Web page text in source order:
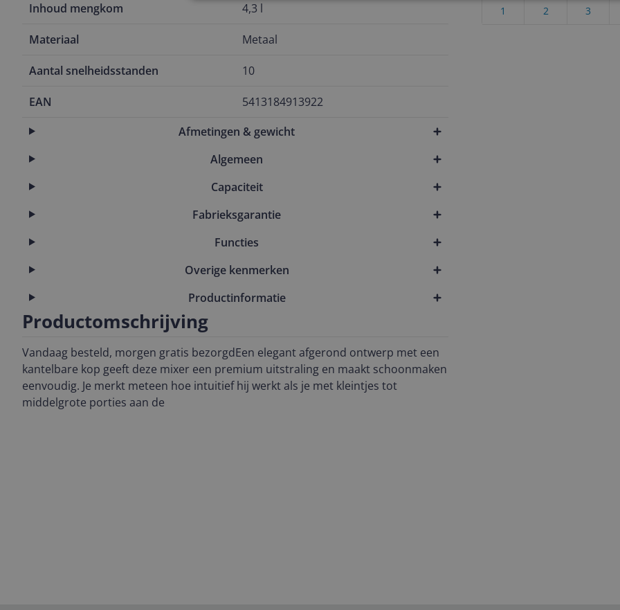
Inhoud mengkom 4,3 l
Materiaal Metaal
Aantal snelheidsstanden 10
EAN
5413184913922
Afmetingen & gewicht
Algemeen
Capaciteit
Fabrieksgarantie
Functies
Overige kenmerken
Productinformatie
Productomschrijving
Vandaag besteld, morgen gratis bezorgdEen elegant afgerond ontwerp met een
kantelbare kop geeft deze mixer een premium uitstraling en maakt schoonmaken
eenvoudig. Je merkt meteen hoe intuitief hij werkt als je met kleintjes tot
middelgrote porties aan de
3
2
1